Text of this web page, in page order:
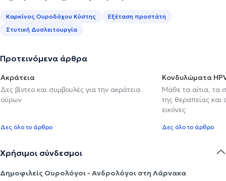
Καρκίνος Ουροδόχου Κύστης
Εξέταση προστάτη
Στυτική Δυσλειτουργία
Προτεινόμενα άρθρα
Ακράτεια
Δες βίντεο και συμβουλές για την ακράτεια
ούρων
Δες όλο το άρθρο
Κονδυλώματα
Μάθε τα αίτια, τα
της θεραπείας
εικόνες
Δες όλο το άρθρο
Χρήσιμοι σύνδεσμοι
Δημοφιλείς Ουρολόγοι - Ανδρολόγοι στη Λάρνακα